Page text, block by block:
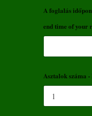
A foglalás
end time of your
Asztalok száma